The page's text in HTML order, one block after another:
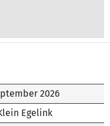
2026
Egelink